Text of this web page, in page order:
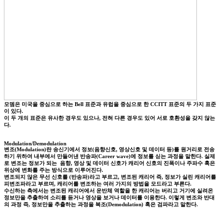
모뎀은 미국을 중심으로 하는 Bell 표준과 유럽을 중심으로 한 CCITT 표준의 두 가지 표준
이 있다.
이 두 개의 표준은 유사한 경우도 있으나, 전혀 다른 경우도 있어 서로 호환성을 갖지 않는
다.
Modulation/Demodulation
변조(Modulation)란 송신기에서 정보(음향신호, 영상신호 및 데이터 등)를 원거리로 전송
하기 위하여 내부에서 만들어낸 반송파(Career wave)에 정보를 싣는 과정을 말한다. 실제
로 변조는 정보가 되는 음향, 영상 및 데이터 신호가 캐리어 신호의 진폭이나 주파수 혹은
위상에 변화를 주는 방식으로 이루어진다.
변조되지 않은 무선 신호를 (반송파)라고 부르고, 변조된 캐리어 즉, 정보가 실린 캐리어를
피변조파라고 부르며, 캐리어를 변조하는 여러 가지의 방법을 모드라고 부른다.
수신하는 측에서는 변조된 캐리어에서 운반체 역할을 한 캐리어는 버리고 거기에 실려온
정보만을 추출하여 소리를 듣거나 영상을 보거나 데이터를 이용한다. 이렇게 변조와 반대
의 과정 즉, 정보만을 추출하는 과정을 복조(Demodulation) 혹은 검파라고 말한다.